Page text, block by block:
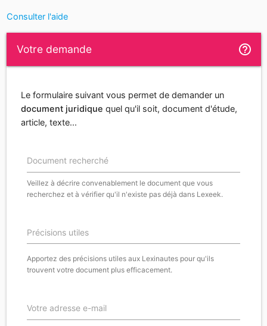
Consulter l'aide
Votre demande help_outline
Le formulaire suivant vous permet de demander un
document juridique quel qu'il soit, document d'étude,
article, texte...
Document recherché
Veillez à décrire convenablement le document que vous
recherchez et à vérifier qu'il n'existe pas déjà dans Lexeek.
Précisions utiles
Apportez des précisions utiles aux Lexinautes pour qu'ils
trouvent votre document plus efficacement.
Votre adresse e-mail